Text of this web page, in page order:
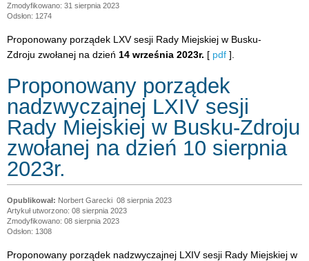
Zmodyfikowano: 31 sierpnia 2023
Odsłon: 1274
Proponowany porządek LXV sesji Rady Miejskiej w Busku-
Zdroju zwołanej na dzień 14 września 2023r. [ pdf ].
Proponowany porządek
nadzwyczajnej LXIV sesji
Rady Miejskiej w Busku-Zdroju
zwołanej na dzień 10 sierpnia
2023r.
Norbert Garecki 08 sierpnia 2023
Artykuł utworzono: 08 sierpnia 2023
Zmodyfikowano: 08 sierpnia 2023
Odsłon: 1308
Proponowany porządek nadzwyczajnej LXIV sesji Rady Miejskiej w